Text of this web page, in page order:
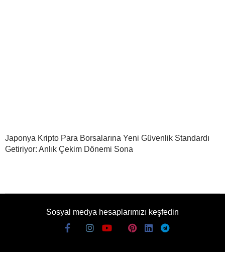
Japonya Kripto Para Borsalarına Yeni Güvenlik Standardı
Getiriyor: Anlık Çekim Dönemi Sona
Sosyal medya hesaplarımızı keşfedin